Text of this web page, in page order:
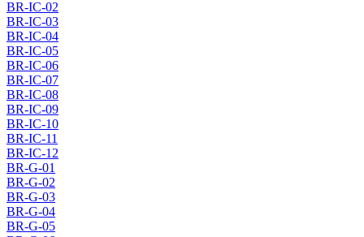
BR-IC-02
BR-IC-03
BR-IC-04
BR-IC-05
BR-IC-06
BR-IC-07
BR-IC-08
BR-IC-09
BR-IC-10
BR-IC-11
BR-IC-12
BR-G-01
BR-G-02
BR-G-03
BR-G-04
BR-G-05